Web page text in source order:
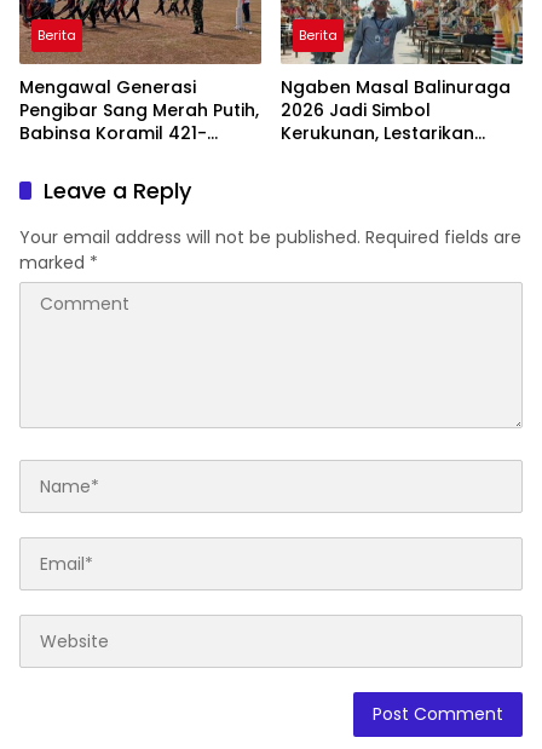
Berita
Mengawal Generasi
Pengibar Sang Merah Putih,
Babinsa Koramil 421-
Paskibra di Dua
Kecamatan Jelang HUT RI
ke-81
Berita
Ngaben Masal Balinuraga
2026 Jadi Simbol
Kerukunan, Lestarikan
Leave a Reply
Your email address will not be published. Required fields are
marked *